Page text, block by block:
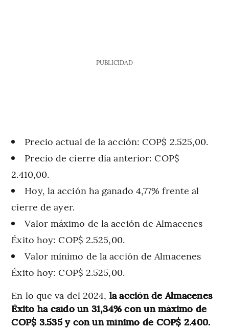
PUBLICIDAD
Precio actual de la acción: COP$ 2.525,00.
Precio de cierre día anterior: COP$
2.410,00.
Hoy, la acción ha ganado 4,77% frente al
cierre de ayer.
Valor máximo de la acción de Almacenes
Éxito hoy: COP$ 2.525,00.
Valor mínimo de la acción de Almacenes
Éxito hoy: COP$ 2.525,00.
En lo que va del 2024, la acción de Almacenes
Éxito ha caído un 31,34% con un máximo de
COP$ 3.535 y con un mínimo de COP$ 2.400.